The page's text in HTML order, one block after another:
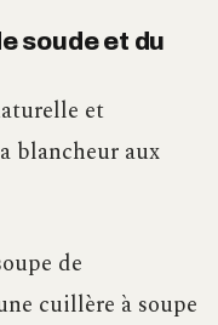
soude et du
et
blancheur aux
de
cuillère à soupe